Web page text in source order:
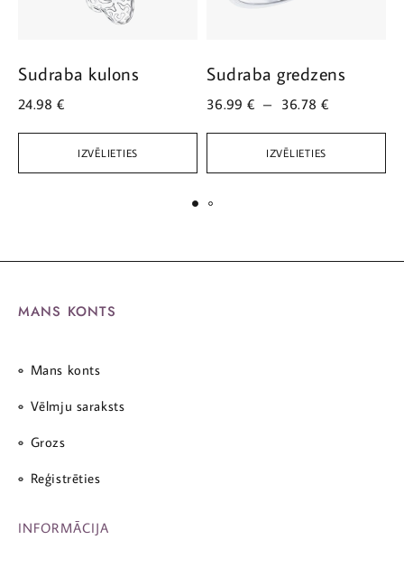
IZVĒLIETIES
Sudraba kulons
24.98 €
IZVĒLIETIES
Sudraba gredzens
36.78 €
–
36.99 €
MANS KONTS
Mans konts
Vēlmju saraksts
Grozs
Reģistrēties
INFORMĀCIJA